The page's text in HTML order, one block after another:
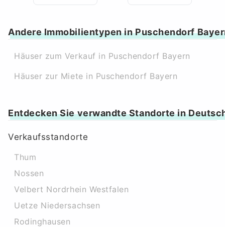
Andere Immobilientypen in Puschendorf
Häuser zum Verkauf in Puschendorf Bayern
Häuser zur Miete in Puschendorf Bayern
Entdecken Sie verwandte Standorte in
Verkaufsstandorte
Thum
Nossen
Velbert Nordrhein Westfalen
Uetze Niedersachsen
Rodinghausen